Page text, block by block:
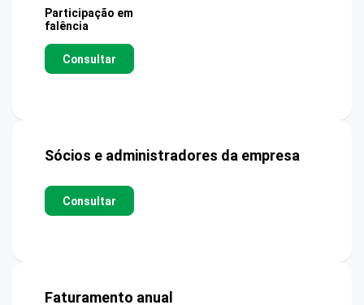
Participação em
falência
Consultar
Sócios e administradores da empresa
Consultar
Faturamento anual